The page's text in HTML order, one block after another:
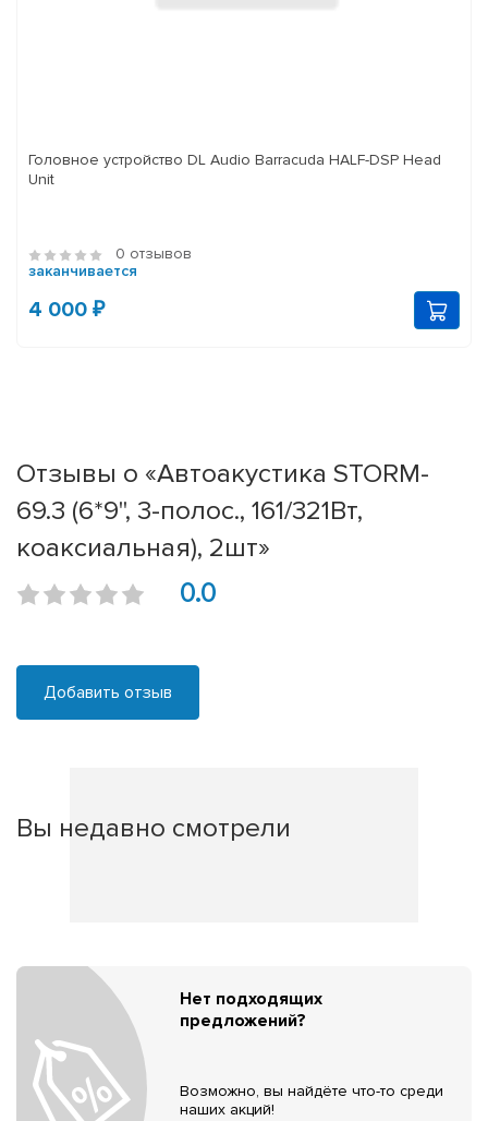
Головное устройство DL Audio Barracuda HALF-DSP Head
Unit
0 отзывов
заканчивается
4 000 ₽
Отзывы о «Автоакустика STORM-
69.3 (6*9", 3-полос., 161/321Вт,
коаксиальная), 2шт»
0.0
Добавить отзыв
Вы недавно смотрели
Нет подходящих
предложений?
Возможно, вы найдёте что-то среди
наших акций!